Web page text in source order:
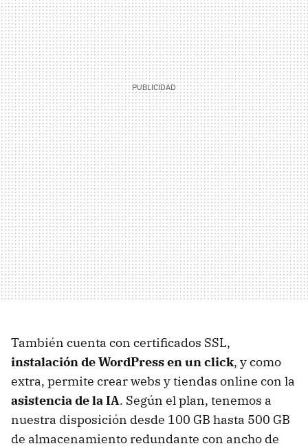
También cuenta con certificados SSL,
instalación de WordPress en un click, y como
extra, permite crear webs y tiendas online con la
asistencia de la IA. Según el plan, tenemos a
nuestra disposición desde 100 GB hasta 500 GB
de almacenamiento redundante con ancho de